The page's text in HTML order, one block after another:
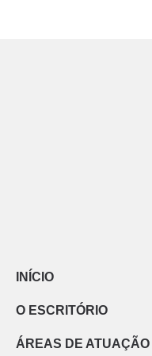
INÍCIO
O ESCRITÓRIO
ÁREAS DE ATUAÇÃO